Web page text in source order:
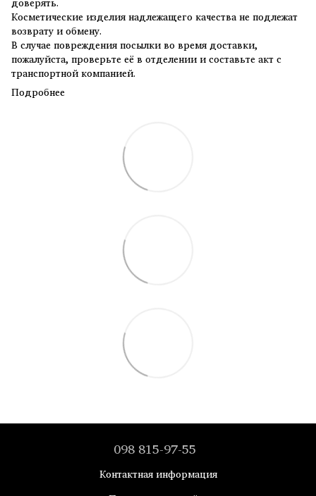
Косметические изделия надлежащего качества не подлежат
возврату и обмену.
В случае повреждения посылки во время доставки,
пожалуйста, проверьте её в отделении и составьте акт с
транспортной компанией.
Подробнее
098 815-97-55
Контактная информация